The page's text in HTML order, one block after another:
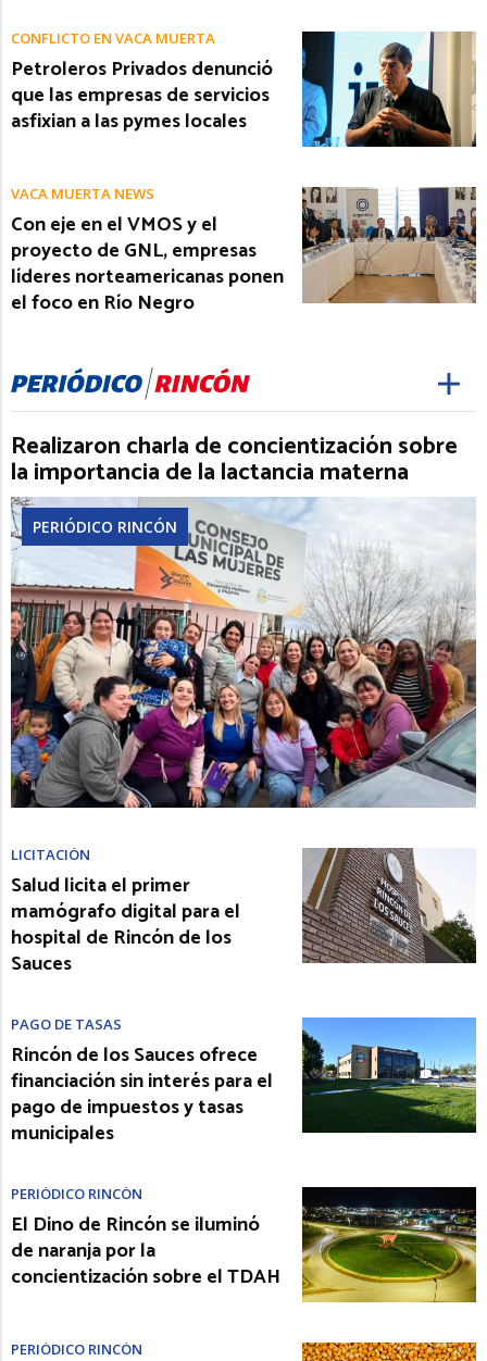
CONFLICTO EN VACA MUERTA
Petroleros Privados denunció
que las empresas de servicios
asfixian a las pymes locales
VACA MUERTA NEWS
Con eje en el VMOS y el
proyecto de GNL, empresas
líderes norteamericanas ponen
el foco en Río Negro
Realizaron charla de concientización sobre
la importancia de la lactancia materna
PERIÓDICO RINCÓN
LICITACIÓN
Salud licita el primer
mamógrafo digital para el
hospital de Rincón de los
Sauces
PAGO DE TASAS
Rincón de los Sauces ofrece
financiación sin interés para el
pago de impuestos y tasas
municipales
PERIÓDICO RINCÓN
El Dino de Rincón se iluminó
de naranja por la
concientización sobre el TDAH
PERIÓDICO RINCÓN